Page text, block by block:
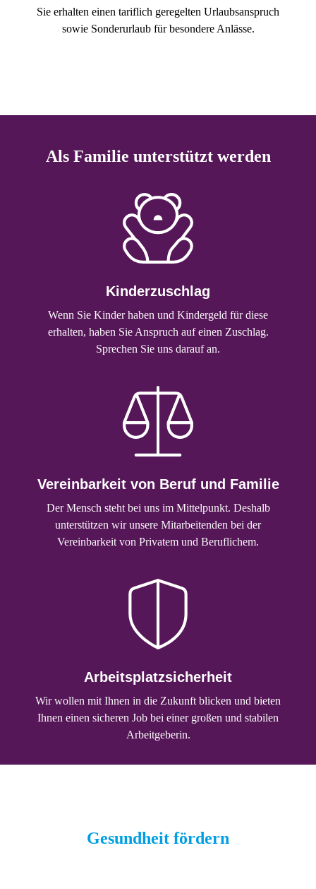
Sie erhalten einen tariflich geregelten Urlaubsanspruch
sowie Sonderurlaub für besondere Anlässe.
Als Familie unterstützt werden
Kinderzuschlag
Wenn Sie Kinder haben und Kindergeld für diese
erhalten, haben Sie Anspruch auf einen Zuschlag.
Sprechen Sie uns darauf an.
Vereinbarkeit von Beruf und Familie
Der Mensch steht bei uns im Mittelpunkt. Deshalb
unterstützen wir unsere Mitarbeitenden bei der
Vereinbarkeit von Privatem und Beruflichem.
Arbeitsplatzsicherheit
Wir wollen mit Ihnen in die Zukunft blicken und bieten
Ihnen einen sicheren Job bei einer großen und stabilen
Arbeitgeberin.
Gesundheit fördern